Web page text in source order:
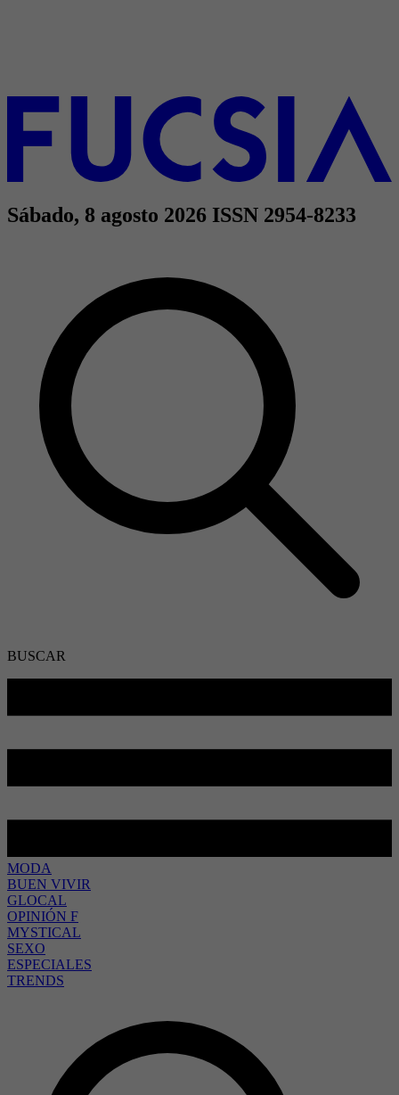
Sábado, 8 agosto 2026 ISSN 2954-8233
BUSCAR
MODA
BUEN VIVIR
GLOCAL
OPINIÓN F
MYSTICAL
SEXO
ESPECIALES
TRENDS